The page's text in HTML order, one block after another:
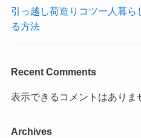
引っ越し荷造りコツ一人暮
る方法
Recent Comments
表示できるコメントはありま
Archives